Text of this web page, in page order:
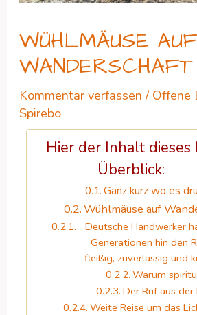
WÜHLMÄUSE AUF
WANDERSCHAFT
Kommentar verfassen / Offene
Spirebo
Hier der Inhalt dieses
Überblick:
Ganz kurz wo es
Wühlmäuse auf
Deutsche Handwerker
Generationen hin den
fleißig, zuverlässig und
Warum
Der Ruf aus der
Weite Reise um das